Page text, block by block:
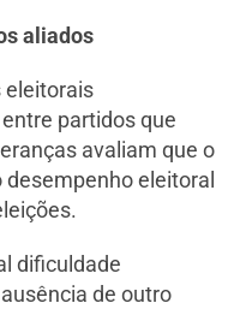
aliados
eleitorais
partidos que
avaliam que o
eleitoral
dificuldade
de outro